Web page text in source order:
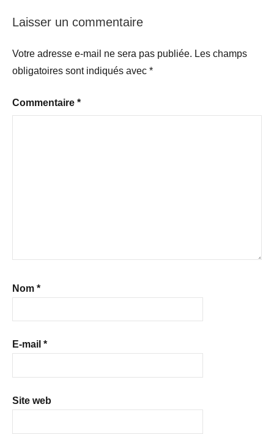
Laisser un commentaire
Votre adresse e-mail ne sera pas publiée. Les champs
obligatoires sont indiqués avec *
Commentaire *
Nom *
E-mail *
Site web